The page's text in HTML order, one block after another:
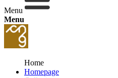
Menu
Menu
Home
Homepage